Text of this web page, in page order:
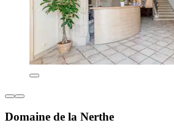
Domaine de la Nerthe